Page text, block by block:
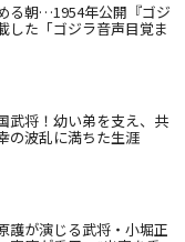
る朝…1954年公開『ゴジ
した「ゴジラ音声目覚ま
武将！幼い弟を支え、共
の波乱に満ちた生涯
護が演じる武将・小堀正